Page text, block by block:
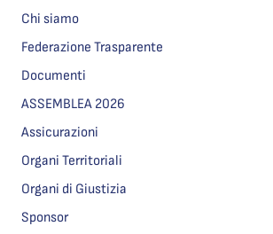
Chi siamo
Federazione Trasparente
Documenti
ASSEMBLEA 2026
Assicurazioni
Organi Territoriali
Organi di Giustizia
Sponsor